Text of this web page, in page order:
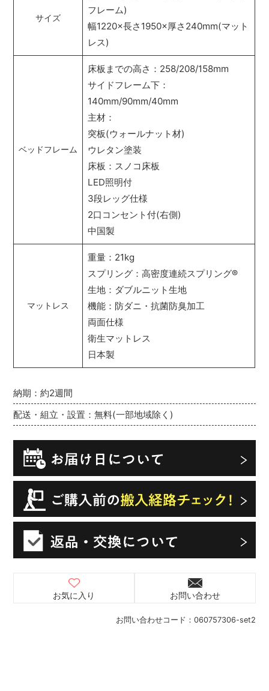
お問い合わせコード： 060757306-set2
納期：約2週間
配送・組立・設置：無料(一部地域除く)
お気に入り お問い合わせ
サイズ
フレーム)
幅1220×長さ1950×厚さ240mm(マット
レス)
ベッドフレーム
床板までの高さ：258/208/158mm
サイドフレーム下：
140mm/90mm/40mm
主材：
突板(ウォールナット材)
ウレタン塗装
床板：スノコ床板
LED照明付
3段レッグ仕様
2口コンセント付(右側)
中国製
マットレス
重量：21kg
スプリング：高密度連続スプリング®
生地：ダブルニット生地
機能：防ダニ・抗菌防臭加工
両面仕様
衛生マットレス
日本製